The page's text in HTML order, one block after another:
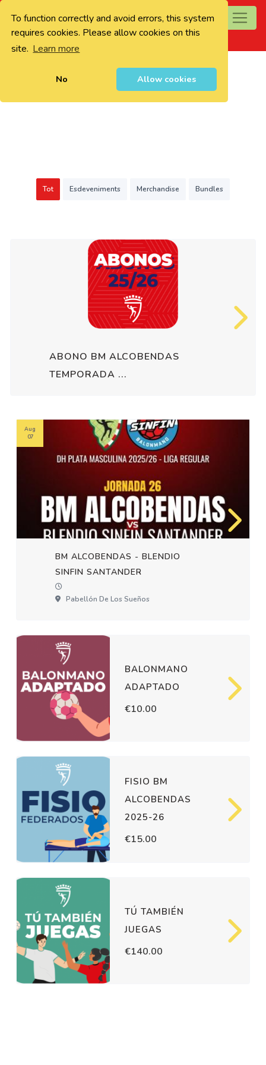
To function correctly and avoid errors, this system
requires cookies. Please allow cookies on this
site. Learn more
No Allow cookies
0
Tot Esdeveniments Merchandise Bundles
ABONO BM ALCOBENDAS
TEMPORADA ...
BM ALCOBENDAS - BLENDIO
SINFIN SANTANDER
Pabellón De Los Sueños
Aug
07
BALONMANO
ADAPTADO
€10.00
FISIO BM
ALCOBENDAS
2025-26
€15.00
TÚ TAMBIÉN
JUEGAS
€140.00